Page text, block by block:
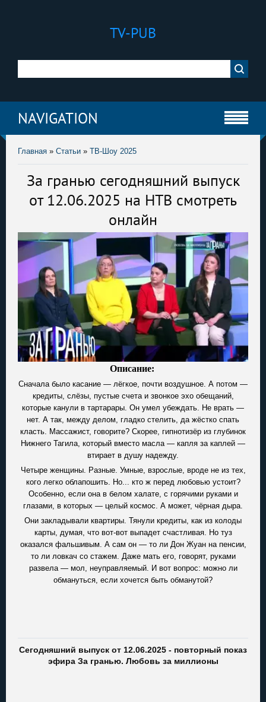
TV-PUB
NAVIGATION
Главная » Статьи » ТВ-Шоу 2025
За гранью сегодняшний выпуск
от 12.06.2025 на НТВ смотреть
онлайн
Описание:
Сначала было касание — лёгкое, почти воздушное. А потом —
кредиты, слёзы, пустые счета и звонкое эхо обещаний,
которые канули в тартарары. Он умел убеждать. Не врать —
нет. А так, между делом, гладко стелить, да жёстко спать
класть. Массажист, говорите? Скорее, гипнотизёр из глубинок
Нижнего Тагила, который вместо масла — капля за каплей —
втирает в душу надежду.
Четыре женщины. Разные. Умные, взрослые, вроде не из тех,
кого легко облапошить. Но... кто ж перед любовью устоит?
Особенно, если она в белом халате, с горячими руками и
глазами, в которых — целый космос. А может, чёрная дыра.
Они закладывали квартиры. Тянули кредиты, как из колоды
карты, думая, что вот-вот выпадет счастливая. Но туз
оказался фальшивым. А сам он — то ли Дон Жуан на пенсии,
то ли ловкач со стажем. Даже мать его, говорят, руками
развела — мол, неуправляемый. И вот вопрос: можно ли
обмануться, если хочется быть обманутой?
Сегодняшний выпуск от 12.06.2025 - повторный показ
эфира За гранью. Любовь за миллионы